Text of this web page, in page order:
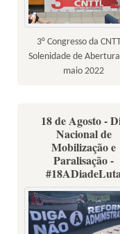
3° Congresso da
Solenidade de
maio 2022
18 de Agosto -
Nacional de
Mobilização e
Paralisação -